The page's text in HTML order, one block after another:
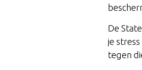
De
je
tegen